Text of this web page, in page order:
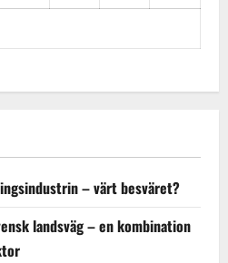
– värt besväret?
landsväg – en kombination